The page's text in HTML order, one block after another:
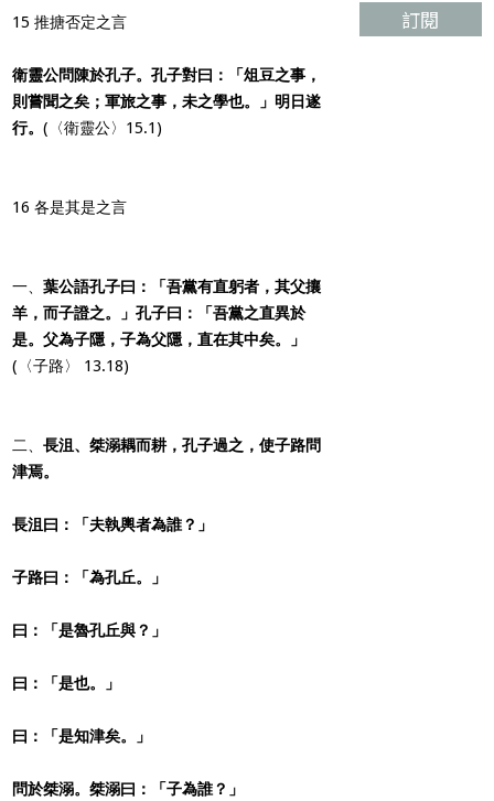
15 推搪否定之言
衛靈公問陳於孔子。孔子對曰：「俎豆之事，
則嘗聞之矣；軍旅之事，未之學也。」明日遂
行。(〈衛靈公〉15.1)
16 各是其是之言
一、葉公語孔子曰：「吾黨有直躬者，其父攘
羊，而子證之。」孔子曰：「吾黨之直異於
是。父為子隱，子為父隱，直在其中矣。」
(〈子路〉 13.18)
二、長沮、桀溺耦而耕，孔子過之，使子路問
津焉。
長沮曰：「夫執輿者為誰？」
子路曰：「為孔丘。」
曰：「是魯孔丘與？」
曰：「是也。」
曰：「是知津矣。」
問於桀溺。桀溺曰：「子為誰？」
訂閱